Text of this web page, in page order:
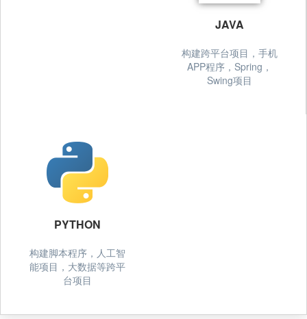
JAVA
构建跨平台项目，手机
APP程序，Spring，
Swing项目
PYTHON
构建脚本程序，人工智
能项目，大数据等跨平
台项目